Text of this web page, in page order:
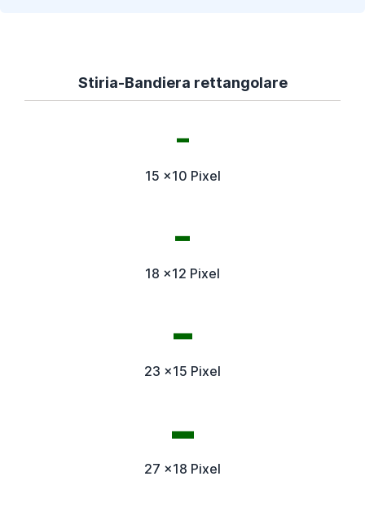
Stiria-Bandiera rettangolare
15 x10 Pixel
18 x12 Pixel
23 x15 Pixel
27 x18 Pixel